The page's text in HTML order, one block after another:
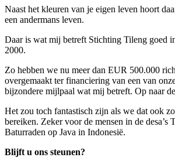
Naast het kleuren van je eigen leven hoort
een andermans leven.
Daar is wat mij betreft Stichting Tileng goed
2000.
Zo hebben we nu meer dan EUR 500.000
overgemaakt ter financiering van een van
bijzondere mijlpaal wat mij betreft. Op naar
Het zou toch fantastisch zijn als we dat ook
bereiken. Zeker voor de mensen in de desa’s
Baturraden op Java in Indonesië.
Blijft u ons steunen?